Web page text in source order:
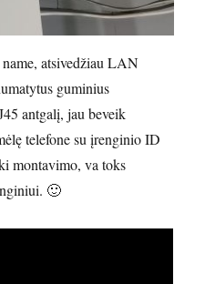
atsivedžiau LAN
guminius
antgalį, jau beveik
telefone su įrenginio ID
montavimo, va toks
🙂